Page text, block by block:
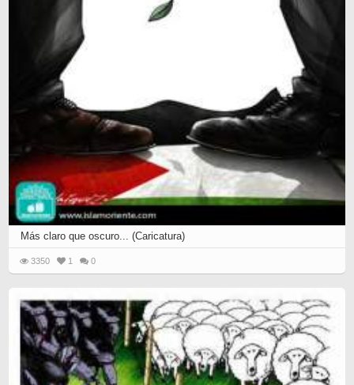
Más claro que oscuro... (Caricatura)
3350 1 0